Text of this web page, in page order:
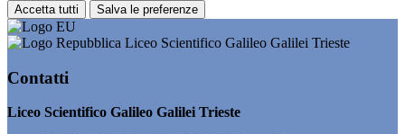
Accetta tutti Salva le preferenze
Liceo Scientifico Galileo Galilei Trieste
Contatti
Liceo Scientifico Galileo Galilei Trieste